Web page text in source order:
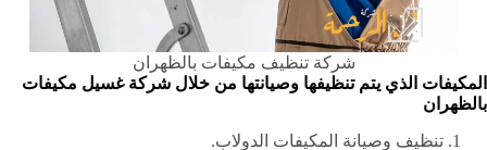
شركة تنظيف مكيفات بالظهران
المكيفات الذي يتم تنظيفها وصيانتها من خلال شركة غسيل مكيفات
بالظهران
تنظيف وصيانة المكيفات الدولاب.